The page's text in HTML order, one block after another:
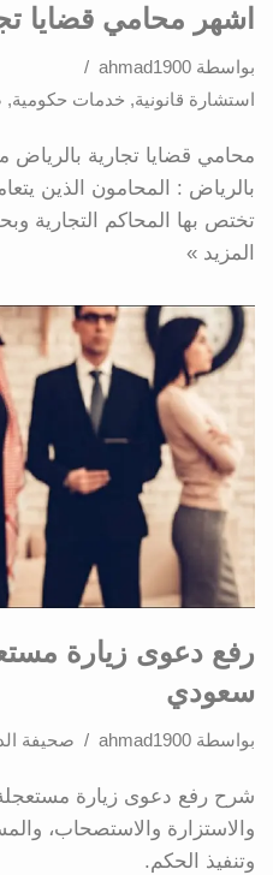
اشهر محامي قضايا
بواسطة ahmad1900
استشارة قانونية, خدمات حكومية,
بالرياض : المحامون الذين
تختص بها المحاكم التجارية
المزيد »
رفع دعوى زيارة
سعودي
بواسطة ahmad1900 صحيفة
شرح رفع دعوى زيارة
والاستزارة والاستصحاب،
وتنفيذ الحكم.